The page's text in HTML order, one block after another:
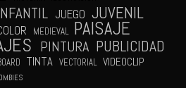
JUEGO JUVENIL
MEDIEVAL PAISAJE
PINTURA PUBLICIDAD
TINTA VECTORIAL VIDEOCLIP